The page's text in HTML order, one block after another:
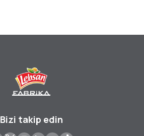
Bizi takip edin